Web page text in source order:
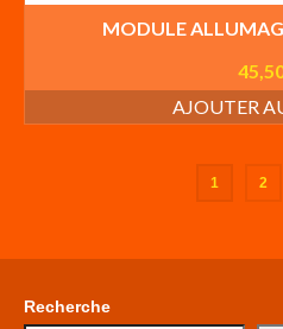
MODULE
AJOUTER
1 2
Recherche